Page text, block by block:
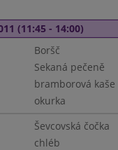
(11:45 - 14:00)
Boršč
Sekaná pečeně
bramborová kaše
okurka
Ševcovská čočka
chléb